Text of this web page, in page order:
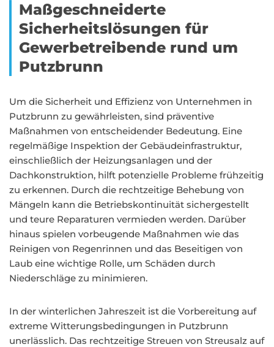
Maßgeschneiderte
Sicherheitslösungen für
Gewerbetreibende rund um
Putzbrunn
Um die Sicherheit und Effizienz von Unternehmen in
Putzbrunn zu gewährleisten, sind präventive
Maßnahmen von entscheidender Bedeutung. Eine
regelmäßige Inspektion der Gebäudeinfrastruktur,
einschließlich der Heizungsanlagen und der
Dachkonstruktion, hilft potenzielle Probleme frühzeitig
zu erkennen. Durch die rechtzeitige Behebung von
Mängeln kann die Betriebskontinuität sichergestellt
und teure Reparaturen vermieden werden. Darüber
hinaus spielen vorbeugende Maßnahmen wie das
Reinigen von Regenrinnen und das Beseitigen von
Laub eine wichtige Rolle, um Schäden durch
Niederschläge zu minimieren.
In der winterlichen Jahreszeit ist die Vorbereitung auf
extreme Witterungsbedingungen in Putzbrunn
unerlässlich. Das rechtzeitige Streuen von Streusalz auf